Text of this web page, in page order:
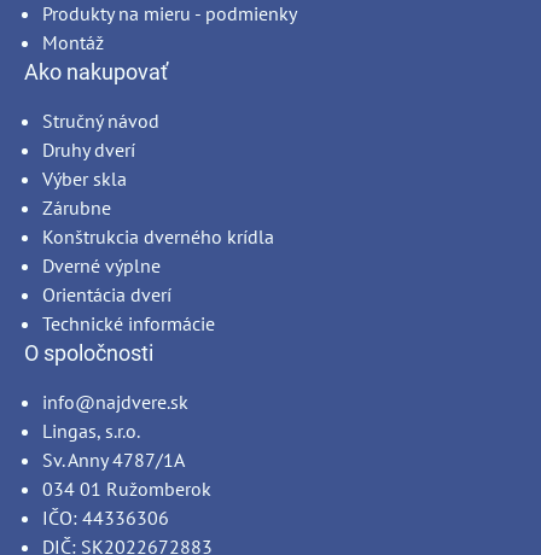
Produkty na mieru - podmienky
Montáž
Ako nakupovať
Stručný návod
Druhy dverí
Výber skla
Zárubne
Konštrukcia dverného krídla
Dverné výplne
Orientácia dverí
Technické informácie
O spoločnosti
info@najdvere.sk
Lingas, s.r.o.
Sv. Anny 4787/1A
034 01 Ružomberok
IČO: 44336306
DIČ: SK2022672883